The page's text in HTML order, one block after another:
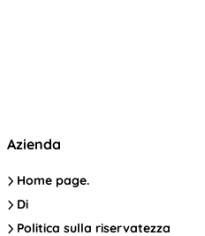
Azienda
Home page.
Di
Politica sulla riservatezza